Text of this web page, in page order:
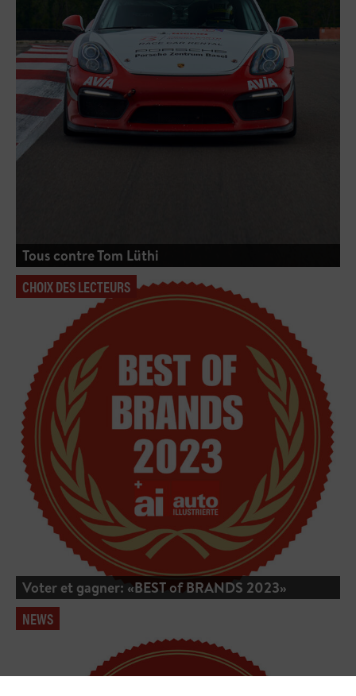
Tous contre Tom Lüthi
CHOIX DES LECTEURS
Voter et gagner: «BEST of BRANDS 2023»
NEWS